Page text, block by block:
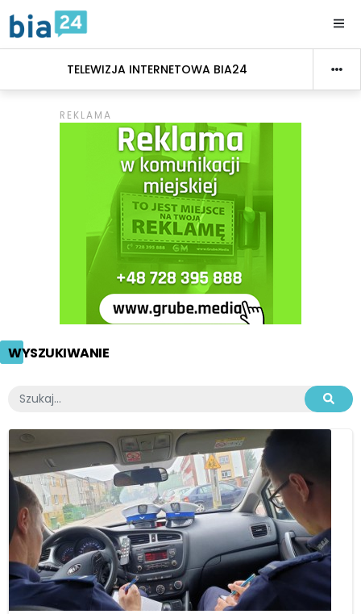
TELEWIZJA INTERNETOWA BIA24
WYSZUKIWANIE